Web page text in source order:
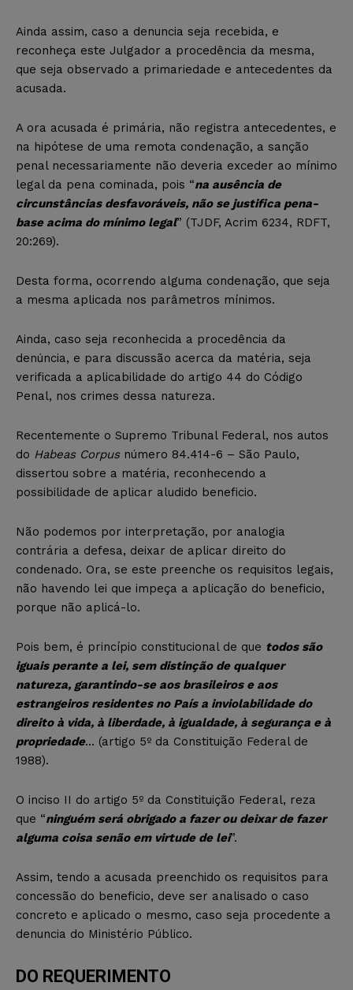
Ainda assim, caso a denuncia seja recebida, e
reconheça este Julgador a procedência da mesma,
que seja observado a primariedade e antecedentes da
acusada.
A ora acusada é primária, não registra antecedentes, e
na hipótese de uma remota condenação, a sanção
penal necessariamente não deveria exceder ao mínimo
legal da pena cominada, pois “na ausência de
circunstâncias desfavoráveis, não se justifica pena-
base acima do mínimo legal” (TJDF, Acrim 6234, RDFT,
20:269).
Desta forma, ocorrendo alguma condenação, que seja
a mesma aplicada nos parâmetros mínimos.
Ainda, caso seja reconhecida a procedência da
denúncia, e para discussão acerca da matéria, seja
verificada a aplicabilidade do artigo 44 do Código
Penal, nos crimes dessa natureza.
Recentemente o Supremo Tribunal Federal, nos autos
do Habeas Corpusnúmero 84.414-6 – São Paulo,
dissertou sobre a matéria, reconhecendo a
possibilidade de aplicar aludido beneficio.
Não podemos por interpretação, por analogia
contrária a defesa, deixar de aplicar direito do
condenado. Ora, se este preenche os requisitos legais,
não havendo lei que impeça a aplicação do beneficio,
porque não aplicá-lo.
Pois bem, é princípio constitucional de que todos são
iguais perante a lei, sem distinção de qualquer
natureza, garantindo-se aos brasileiros e aos
estrangeiros residentes no País a inviolabilidade do
direito à vida, à liberdade, à igualdade, à segurança e à
propriedade… (artigo 5º da Constituição Federal de
1988).
O inciso II do artigo 5º da Constituição Federal, reza
que “ninguém será obrigado a fazer ou deixar de fazer
alguma coisa senão em virtude de lei”.
Assim, tendo a acusada preenchido os requisitos para
concessão do beneficio, deve ser analisado o caso
concreto e aplicado o mesmo, caso seja procedente a
denuncia do Ministério Público.
DO REQUERIMENTO